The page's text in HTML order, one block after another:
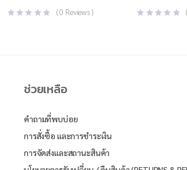
(0 Reviews ) (
ช่วยเหลือ
คำถามที่พบบ่อย
การสั่งซื้อ และการชำระเงิน
การจัดส่งและสถานะสินค้า